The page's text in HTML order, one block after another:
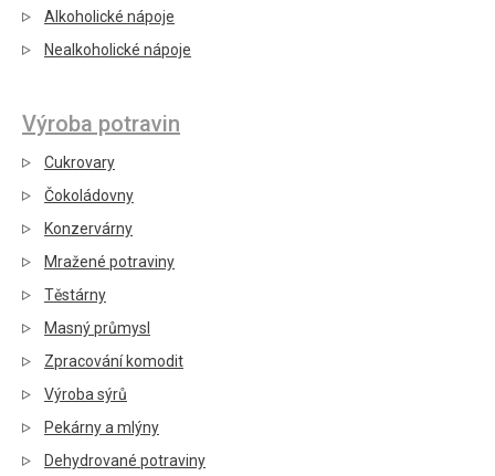
Alkoholické nápoje
Nealkoholické nápoje
Výroba potravin
Cukrovary
Čokoládovny
Konzervárny
Mražené potraviny
Těstárny
Masný průmysl
Zpracování komodit
Výroba sýrů
Pekárny a mlýny
Dehydrované potraviny